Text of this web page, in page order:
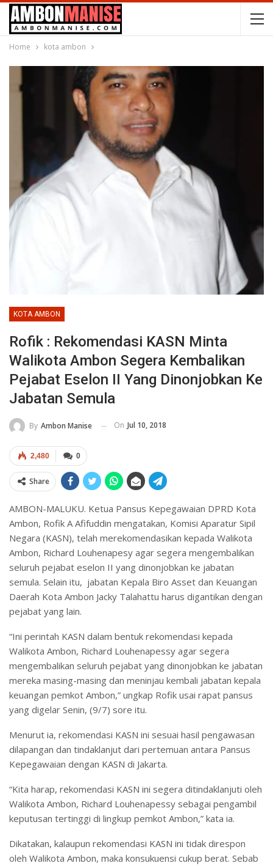
Home kota ambon
KOTA AMBON
Rofik : Rekomendasi KASN Minta
Walikota Ambon Segera Kembalikan
Pejabat Eselon II Yang Dinonjobkan Ke
Jabatan Semula
By Ambon Manise On Jul 10, 2018
0
2,480
Share
AMBON-MALUKU. Ketua Pansus Kepegawaian DPRD Kota
Ambon, Rofik A Afifuddin mengatakan, Komisi Aparatur Sipil
Negara (KASN), telah merekomendasikan kepada Walikota
Ambon, Richard Louhenapesy agar segera mengembalikan
seluruh pejabat eselon II yang dinonjobkan ke jabatan
semula. Selain itu, jabatan Kepala Biro Asset dan Keuangan
Daerah Kota Ambon Jacky Talahattu harus digantikan dengan
pejabat yang lain.
“Ini perintah KASN dalam bentuk rekomendasi kepada
Walikota Ambon, Richard Louhenapessy agar segera
mengembalikan seluruh pejabat yang dinonjobkan ke jabatan
mereka masing-masing dan meninjau kembali jabatan kepala
keuangan pemkot Ambon,” ungkap Rofik usai rapat pansus
yang digelar Senin, (9/7) sore itu.
Menurut ia, rekomendasi KASN ini sesuai hasil pengawasan
dilapangan dan tindaklanjut dari pertemuan antara Pansus
Kepegawaian dengan KASN di Jakarta.
“Kita harap, rekomendasi KASN ini segera ditindaklanjuti oleh
Walikota Ambon, Richard Louhenapessy sebagai pengambil
keputusan tertinggi di lingkup pemkot Ambon,” kata ia.
Dikatakan, kalaupun rekomendasi KASN ini tidak direspon
oleh Walikota Ambon, maka konsukuensi cukup berat. Sebab